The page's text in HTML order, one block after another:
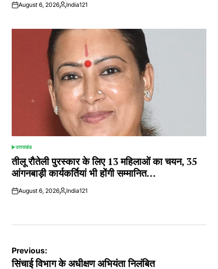
August 6, 2026Posted
India121
POSTED
IN
उत्तराखंड
तीलू रौतेली पुरस्कार के लिए 13 महिलाओं का चयन, 35
आंगनबाड़ी कार्यकर्तियां भी होंगी सम्मानित…
August 6, 2026Posted
India121
Post
navigation
Previous:
सिंचाई विभाग के अधीक्षण अभियंता निलंबित